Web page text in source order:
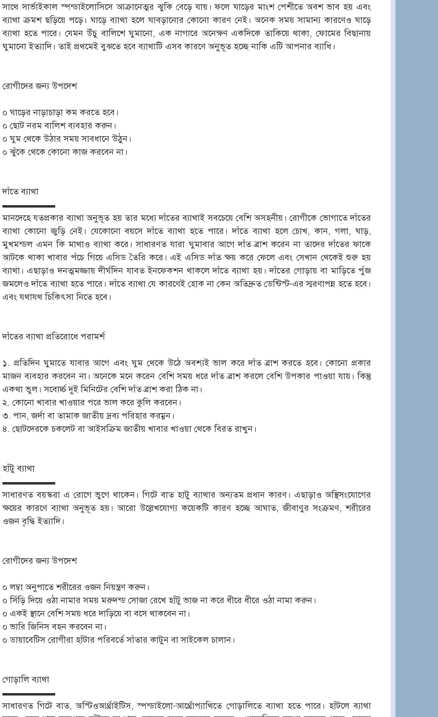
সাথে সার্ভাইকাল স্পন্ডাইলোসিসে আক্রানেত্মর ঝুকি বেড়ে যায়। ফলে ঘাড়ের মাংশ পেশীতে অবশ ভাব হয় এবং
ব্যাথা ক্রমশ ছড়িয়ে পড়ে। ঘাড়ে ব্যাথা হলে ঘাবড়ানোর কোনো কারণ নেই। অনেক সময় সামান্য কারণেও ঘাড়ে
ব্যাথা হতে পারে। যেমন উঁচু বালিশে ঘুমানো, এক নাগারে অনেক্ষণ একদিকে তাকিয়ে থাকা, ফোমের বিছানায়
ঘুমানো ইত্যাদি। তাই প্রথমেই বুঝতে হবে ব্যাথাটি এসব কারণে অনুভূত হচ্ছে নাকি এটি আপনার ব্যাধি।
রোগীদের জন্য উপদেশ
০ ঘাড়ের নাড়াচাড়া কম করতে হবে।
০ ছোট নরম বালিশ ব্যবহার করুন।
০ ঘুম থেকে উঠার সময় সাবধানে উঠুন।
০ ঝুঁকে থেকে কোনো কাজ করবেন না।
দাঁতে ব্যাথা
▬▬▬▬▬▬
মানদেহে যতপ্রকার ব্যাথা অনুভূত হয় তার মধ্যে দাঁতের ব্যাথাই সবচেয়ে বেশি অসহনীয়। রোগীকে ভোগাতে দাঁতের
ব্যাথা কোনো জুড়ি নেই। যেকোনো বয়সে দাঁতে ব্যাথা হতে পারে। দাঁতে ব্যাথা হলে চোখ, কান, গলা, ঘাড়,
মুখমন্ডল এমন কি মাথাও ব্যাথা করে। সাধারণত যারা ঘুমাবার আগে দাঁত ব্রাশ করেন না তাদের দাঁতের ফাকে
আটকে থাকা খাবার পঁচে গিয়ে এসিড তৈরি করে। এই এসিড দাঁত ক্ষয় করে ফেলে এবং সেখান থেকেই শুরু হয়
ব্যাথা। এছাড়াও দনত্মমজ্জায় দীর্ঘদিন যাবত ইনফেকশন থাকলে দাঁতে ব্যাথা হয়। দাঁতের গোড়ায় বা মাড়িতে পুঁজ
জমলেও দাঁতে ব্যাথা হতে পারে। দাঁতে ব্যাথা যে কারণেই হোক না কেন অতিদ্রুত ডেন্টিস্ট-এর স্মরণাপন্ন হতে হবে।
এবং যথাযথ চিকিৎসা নিতে হবে।
দাঁতের ব্যাথা প্রতিরোধে পরামর্শ
১. প্রতিদিন ঘুমাতে যাবার আগে এবং ঘুম থেকে উঠে অবশ্যই ভাল করে দাঁত ব্রাশ করতে হবে। কোনো প্রকার
মাজন ব্যবহার করবেন না। অনেকে মনে করেন বেশি সময় ধরে দাঁত ব্রাশ করলে বেশি উপকার পাওয়া যায়। কিন্তু
একথা ভুল। সবোর্চ্চ দুই মিনিটের বেশি দাঁত ব্রাশ করা ঠিক না।
২. কোনো খাবার খাওয়ার পরে ভাল করে কুলি করবেন।
৩. পান, জর্দা বা তামাক জাতীয় দ্রব্য পরিহার করম্নন।
৪. ছোটদেরকে চকলেট বা আইসক্রিম জাতীয় খাবার খাওয়া থেকে বিরত রাখুন।
হাঁটু ব্যাথা
▬▬▬▬▬▬
সাধারণত বয়স্করা এ রোগে ভুগে থাকেন। গিটে বাত হাটু ব্যাথার অন্যতম প্রধান কারণ। এছাড়াও অস্থিসংযোগের
ক্ষয়ের কারণে ব্যাথা অনুভূত হয়। আরো উল্লেখযোগ্য কয়েকটি কারণ হচ্ছে আঘাত, জীবাণুর সংক্রমণ, শরীরের
ওজন বৃদ্ধি ইত্যাদি।
রোগীদের জন্য উপদেশ
০ লম্বা অনুপাতে শরীরের ওজন নিয়ন্ত্রণ করুন।
০ সিঁড়ি দিয়ে ওঠা নামার সময় মরুদন্ড সোজা রেখে হাঁটু ভাজ না করে ধীরে ধীরে ওঠা নামা করুন।
০ একই স্থানে বেশি সময় ধরে দাড়িয়ে বা বসে থাকবেন না।
০ ভারি জিনিস বহন করবেন না।
০ ডায়াবেটিস রোগীরা হাঁটার পরিবর্তে সাঁতার কাটুন বা সাইকেল চালান।
গোড়ালি ব্যাথা
▬▬▬▬▬▬
সাধারণত গিটে বাত, অস্টিওআর্থ্রাইটিস, স্পন্ডাইলো-আর্থ্রোপ্যাথিতে গোড়ালিতে ব্যাথা হতে পারে। হাঁটলে ব্যাথা